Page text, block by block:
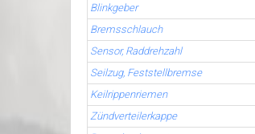
Blinkgeber
Bremsschlauch
Sensor, Raddrehzahl
Seilzug, Feststellbremse
Keilrippenriemen
Zündverteilerkappe